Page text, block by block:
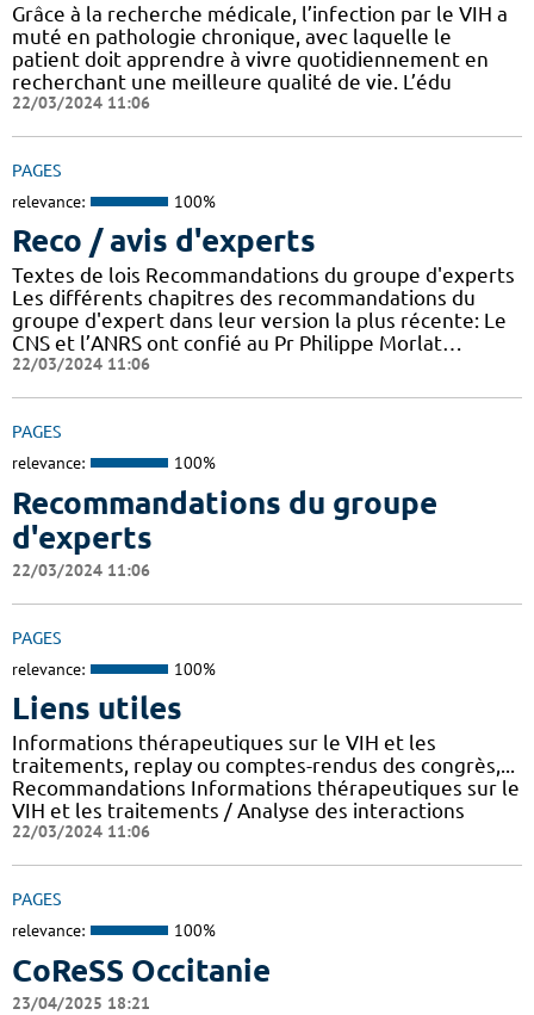
Grâce à la recherche médicale, l’infection par le VIH a
muté en pathologie chronique, avec laquelle le
patient doit apprendre à vivre quotidiennement en
recherchant une meilleure qualité de vie. L’édu
22/03/2024 11:06
PAGES
relevance: 100%
Reco / avis d'experts
Textes de lois Recommandations du groupe d'experts
Les différents chapitres des recommandations du
groupe d'expert dans leur version la plus récente: Le
CNS et l’ANRS ont confié au Pr Philippe Morlat…
22/03/2024 11:06
PAGES
relevance: 100%
Recommandations du groupe
d'experts
22/03/2024 11:06
PAGES
relevance: 100%
Liens utiles
Informations thérapeutiques sur le VIH et les
traitements, replay ou comptes-rendus des congrès,...
Recommandations Informations thérapeutiques sur le
VIH et les traitements / Analyse des interactions
22/03/2024 11:06
PAGES
relevance: 100%
CoReSS Occitanie
23/04/2025 18:21